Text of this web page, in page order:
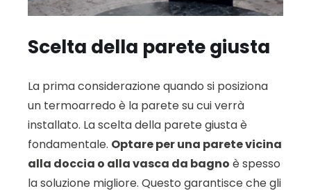
Scelta della parete giusta
La prima considerazione quando si posiziona
un termoarredo è la parete su cui verrà
installato. La scelta della parete giusta è
fondamentale. Optare per una parete vicina
alla doccia o alla vasca da bagno è spesso
la soluzione migliore. Questo garantisce che gli